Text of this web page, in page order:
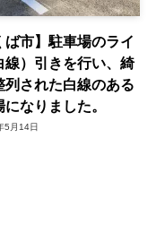
ば市】駐車場のライ
線）引きを行い、綺
列された白線のある
なりました。
5月14日